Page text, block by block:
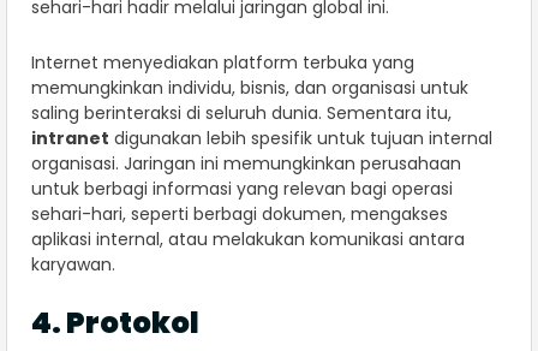
sehari-hari hadir melalui jaringan global ini.
Internet menyediakan platform terbuka yang
memungkinkan individu, bisnis, dan organisasi untuk
saling berinteraksi di seluruh dunia. Sementara itu,
intranet digunakan lebih spesifik untuk tujuan internal
organisasi. Jaringan ini memungkinkan perusahaan
untuk berbagi informasi yang relevan bagi operasi
sehari-hari, seperti berbagi dokumen, mengakses
aplikasi internal, atau melakukan komunikasi antara
karyawan.
4. Protokol